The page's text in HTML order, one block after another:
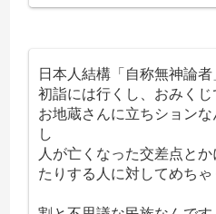
日本人結構「自称無神論
初詣には行くし、おみく
お地蔵さんに立ちション
し
人が亡くなった交差点と
たりする人に対してめち